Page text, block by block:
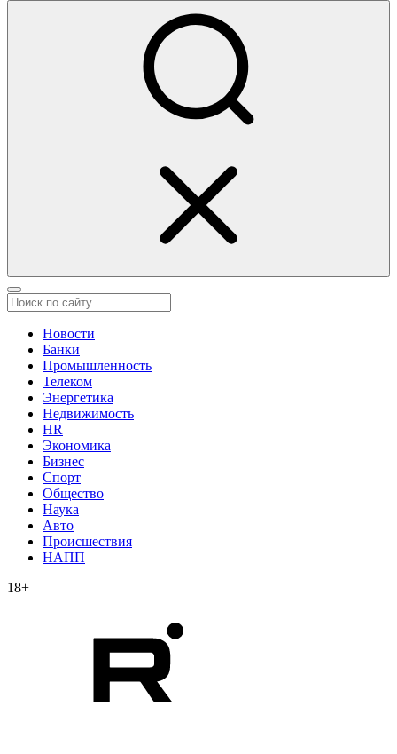
Новости
Банки
Промышленность
Телеком
Энергетика
Недвижимость
HR
Экономика
Бизнес
Спорт
Общество
Наука
Авто
Происшествия
НАПП
18+